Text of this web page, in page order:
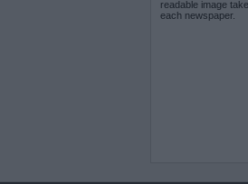
readable image
each newspaper.